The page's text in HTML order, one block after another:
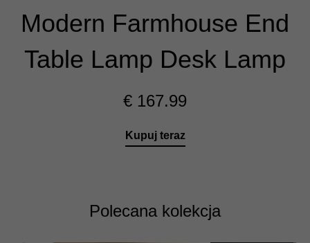
Modern Farmhouse End
Table Lamp Desk Lamp
€ 167.99
Kupuj teraz
Polecana kolekcja